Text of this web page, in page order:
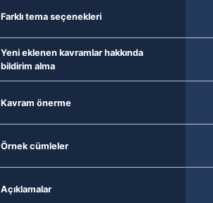
Farklı tema seçenekleri
Yeni eklenen kavramlar hakkında
bildirim alma
Kavram önerme
Örnek cümleler
Açıklamalar